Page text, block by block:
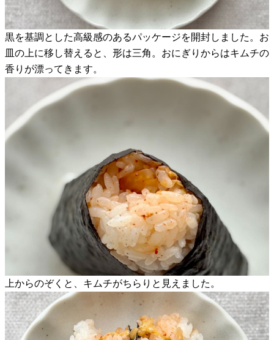
黒を基調とした高級感のあるパッケージを開封しました。お
皿の上に移し替えると、形は三角。おにぎりからはキムチの
香りが漂ってきます。
上からのぞくと、キムチがちらりと見えました。